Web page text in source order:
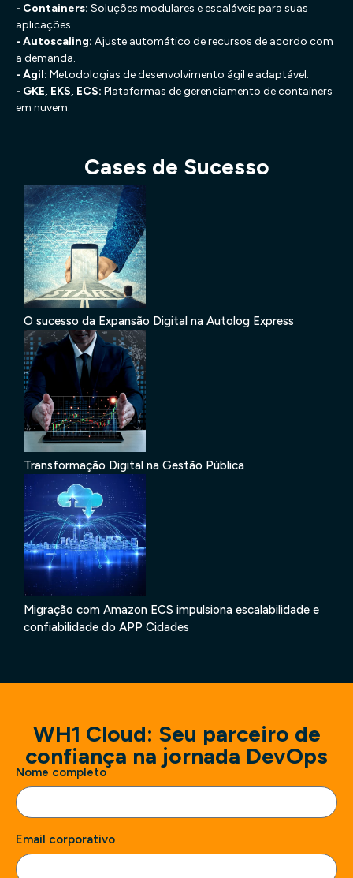
- Containers: Soluções modulares e escaláveis para suas
aplicações.
- Autoscaling: Ajuste automático de recursos de acordo com
a demanda.
- Ágil: Metodologias de desenvolvimento ágil e adaptável.
- GKE, EKS, ECS: Plataformas de gerenciamento de containers
em nuvem.
Cases de Sucesso
O sucesso da Expansão Digital na Autolog Express
Transformação Digital na Gestão Pública
Migração com Amazon ECS impulsiona escalabilidade e
confiabilidade do APP Cidades
WH1 Cloud: Seu parceiro de
confiança na jornada DevOps
Nome completo
Email corporativo